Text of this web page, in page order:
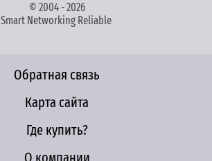
© 2004 - 2026
Smart Networking Reliable
Обратная связь
Карта сайта
Где купить?
О компании